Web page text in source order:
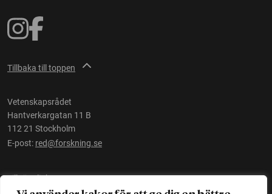
Tillbaka till toppen
Vetenskapsrådet
Hantverkargatan 11 B
112 21 Stockholm
E-post: red@forskning.se
Tillgänglighet